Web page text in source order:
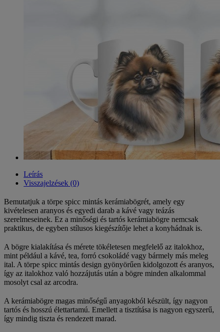
Leírás
Visszajelzések (0)
Bemutatjuk a törpe spicc mintás kerámiabögrét, amely egy
kivételesen aranyos és egyedi darab a kávé vagy teázás
szerelmeseinek. Ez a minőségi és tartós kerámiabögre nemcsak
praktikus, de egyben stílusos kiegészítője lehet a konyhádnak is.
A bögre kialakítása és mérete tökéletesen megfelelő az italokhoz,
mint például a kávé, tea, forró csokoládé vagy bármely más meleg
ital. A törpe spicc mintás design gyönyörűen kidolgozott és aranyos,
így az italokhoz való hozzájutás után a bögre minden alkalommal
mosolyt csal az arcodra.
A kerámiabögre magas minőségű anyagokból készült, így nagyon
tartós és hosszú élettartamú. Emellett a tisztítása is nagyon egyszerű,
így mindig tiszta és rendezett marad.